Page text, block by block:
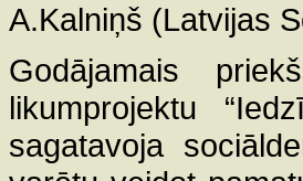
A.Kalniņš (Latvijas
Godājamais
likumprojektu
sagatavoja